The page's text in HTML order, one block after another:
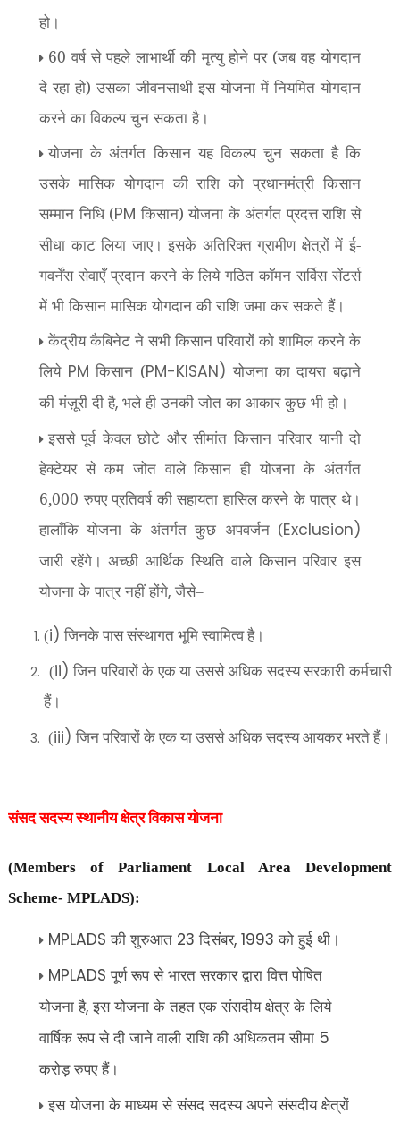
हो।
60 वर्ष से पहले लाभार्थी की मृत्यु होने पर (जब वह योगदान
दे रहा हो) उसका जीवनसाथी इस योजना में नियमित योगदान
करने का विकल्प चुन सकता है।
योजना के अंतर्गत किसान यह विकल्प चुन सकता है कि
उसके मासिक योगदान की राशि को प्रधानमंत्री किसान
सम्मान निधि (PM किसान) योजना के अंतर्गत प्रदत्त राशि से
सीधा काट लिया जाए। इसके अतिरिक्त ग्रामीण क्षेत्रों में ई-
गवर्नेंस सेवाएँ प्रदान करने के लिये गठित कॉमन सर्विस सेंटर्स
में भी किसान मासिक योगदान की राशि जमा कर सकते हैं।
केंद्रीय कैबिनेट ने सभी किसान परिवारों को शामिल करने के
लिये PMकिसान (PM-KISAN) योजना का दायरा बढ़ाने
की मंज़ूरी दी है, भले ही उनकी जोत का आकार कुछ भी हो।
इससे पूर्व केवल छोटे और सीमांत किसान परिवार यानी दो
हेक्टेयर से कम जोत वाले किसान ही योजना के अंतर्गत
6,000 रुपए प्रतिवर्ष की सहायता हासिल करने के पात्र थे।
हालाँकि योजना के अंतर्गत कुछ अपवर्जन (Exclusion)
जारी रहेंगे। अच्छी आर्थिक स्थिति वाले किसान परिवार इस
योजना के पात्र नहीं होंगे, जैसे–
(i) जिनके पास संस्थागत भूमि स्वामित्व है।
(ii)जिन परिवारों के एक या उससे अधिक सदस्य सरकारी कर्मचारी
हैं।
(iii) जिन परिवारों के एक या उससे अधिक सदस्य आयकर भरते हैं।
संसद सदस्य स्थानीय क्षेत्र विकास योजना
(Members of Parliament Local Area Development
Scheme- MPLADS):
MPLADSकी शुरुआत 23दिसंबर, 1993को हुई थी।
MPLADSपूर्ण रूप से भारत सरकार द्वारा वित्त पोषित
योजना है,इस योजना के तहत एक संसदीय क्षेत्र के लिये
वार्षिक रूप से दी जाने वाली राशि की अधिकतम सीमा 5
करोड़ रुपए हैं।
इस योजना के माध्यम से संसद सदस्य अपने संसदीय क्षेत्रों